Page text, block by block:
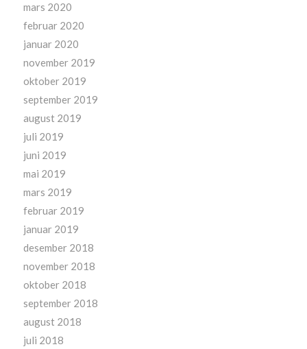
mars 2020
februar 2020
januar 2020
november 2019
oktober 2019
september 2019
august 2019
juli 2019
juni 2019
mai 2019
mars 2019
februar 2019
januar 2019
desember 2018
november 2018
oktober 2018
september 2018
august 2018
juli 2018